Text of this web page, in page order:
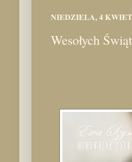
NIEDZIELA, 4
Wesołych Świąt